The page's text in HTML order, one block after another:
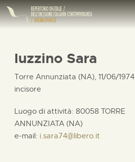
Iuzzino Sara
Torre Annunziata (NA), 11/06/1974
incisore
Luogo di attività: 80058 TORRE
ANNUNZIATA (NA)
e-mail: i.sara74@libero.it